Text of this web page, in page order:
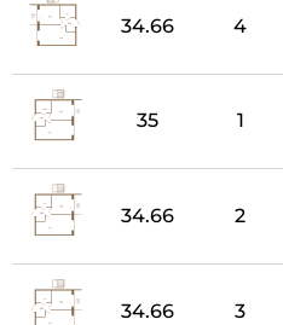
34.66 4
35 1
34.66 2
34.66 3